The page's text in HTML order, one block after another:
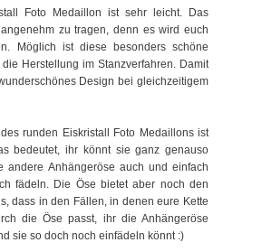
Foto Medaillon ist sehr leicht. Das
zu tragen, denn es wird euch
Möglich ist diese besonders schöne
die Herstellung im Stanzverfahren. Damit
Design bei gleichzeitigem
runden Eiskristall Foto Medaillons ist
bedeutet, ihr könnt sie ganz genauso
andere Anhängeröse auch und einfach
fädeln. Die Öse bietet aber noch den
dass in den Fällen, in denen eure Kette
die Öse passt, ihr die Anhängeröse
sie so doch noch einfädeln könnt :)